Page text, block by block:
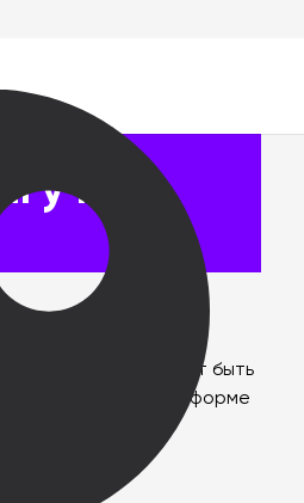
на
курса может быть
на платформе